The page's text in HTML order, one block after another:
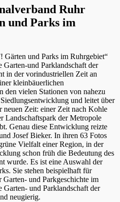
Ruhr
und Parks im
und Parks im Ruhrgebiet“
Garten-und Parklandschaft der
in der vorindustriellen Zeit an
kleinbäuerlichen
den vielen Stationen von nahezu
und leitet über
neuen Zeit: einer Zeit nach Kohle
Landschaftspark der Metropole
Genau diese Entwicklung reizte
Josef Bieker. In ihren 63 Fotos
Vielfalt einer Region, in der
schon früh die Bedeutung des
wurde. Es ist eine Auswahl der
Sie stehen beispielhaft für
Garten- und Parkgeschichte im
Garten- und Parklandschaft der
neugierig.